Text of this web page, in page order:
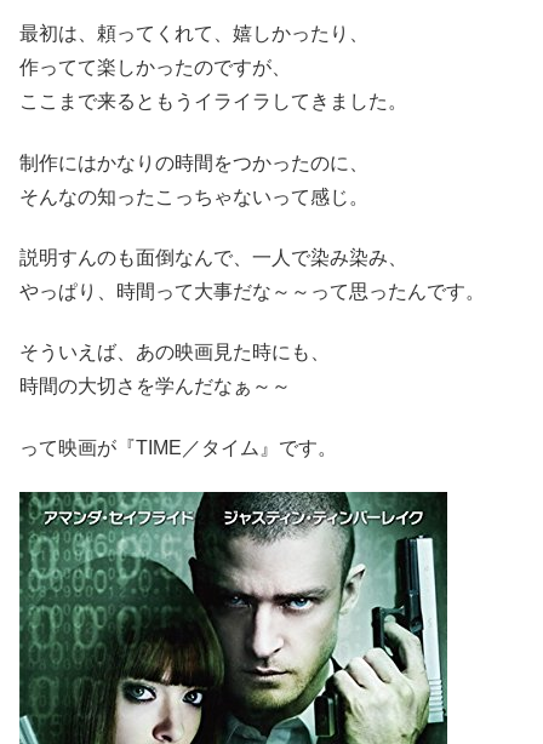
最初は、頼ってくれて、嬉しかったり、
作ってて楽しかったのですが、
ここまで来るともうイライラしてきました。
制作にはかなりの時間をつかったのに、
そんなの知ったこっちゃないって感じ。
説明すんのも面倒なんで、一人で染み染み、
やっぱり、時間って大事だな～～って思ったんです。
そういえば、あの映画見た時にも、
時間の大切さを学んだなぁ～～
って映画が『TIME／タイム』です。